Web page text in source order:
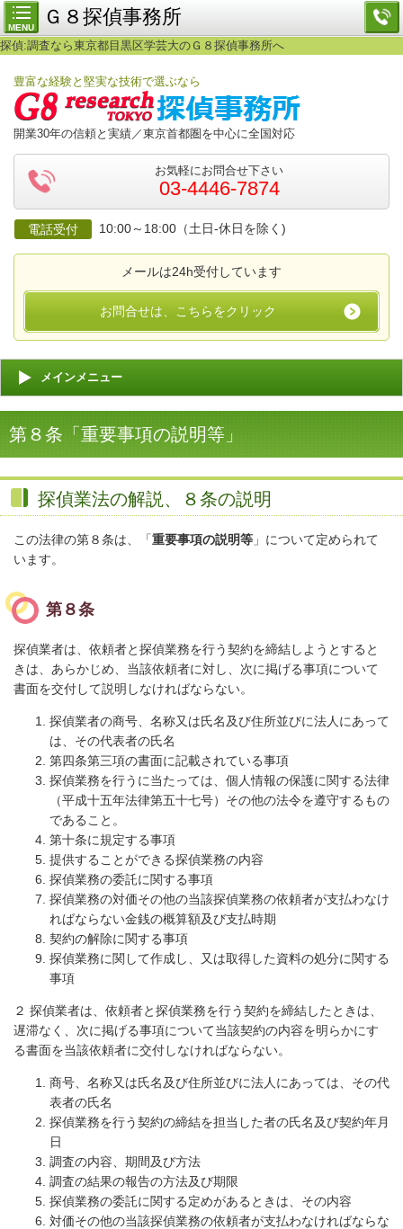
MENU Ｇ８探偵事務所
探偵:調査なら東京都目黒区学芸大のＧ８探偵事務所へ
豊富な経験と堅実な技術で選ぶなら
開業30年の信頼と実績／東京首都圏を中心に全国対応
お気軽にお問合せ下さい
03-4446-7874
電話受付 10:00～18:00（土日-休日を除く)
メールは24h受付しています
お問合せは、こちらをクリック
メインメニュー
第８条「重要事項の説明等」
探偵業法の解説、８条の説明
この法律の第８条は、「重要事項の説明等 」について定められて
います。
第８条
探偵業者は、依頼者と探偵業務を行う契約を締結しようとすると
きは、あらかじめ、当該依頼者に対し、次に掲げる事項について
書面を交付して説明しなければならない。
探偵業者の商号、名称又は氏名及び住所並びに法人にあって
は、その代表者の氏名
第四条第三項の書面に記載されている事項
探偵業務を行うに当たっては、個人情報の保護に関する法律
（平成十五年法律第五十七号）その他の法令を遵守するもの
であること。
第十条に規定する事項
提供することができる探偵業務の内容
探偵業務の委託に関する事項
探偵業務の対価その他の当該探偵業務の依頼者が支払わなけ
ればならない金銭の概算額及び支払時期
契約の解除に関する事項
探偵業務に関して作成し、又は取得した資料の処分に関する
事項
２ 探偵業者は、依頼者と探偵業務を行う契約を締結したときは、
遅滞なく、次に掲げる事項について当該契約の内容を明らかにす
る書面を当該依頼者に交付しなければならない。
商号、名称又は氏名及び住所並びに法人にあっては、その代
表者の氏名
探偵業務を行う契約の締結を担当した者の氏名及び契約年月
日
調査の内容、期間及び方法
調査の結果の報告の方法及び期限
探偵業務の委託に関する定めがあるときは、その内容
対価その他の当該探偵業務の依頼者が支払わなければならな